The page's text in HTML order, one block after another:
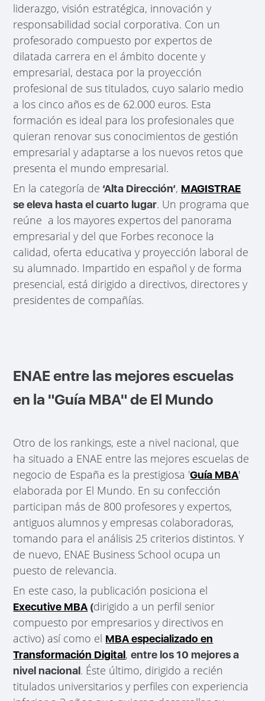
liderazgo, visión estratégica, innovación y
responsabilidad social corporativa. Con un
profesorado compuesto por expertos de
dilatada carrera en el ámbito docente y
empresarial, destaca por la proyección
profesional de sus titulados, cuyo salario medio
a los cinco años es de 62.000 euros. Esta
formación es ideal para los profesionales que
quieran renovar sus conocimientos de gestión
empresarial y adaptarse a los nuevos retos que
presenta el mundo empresarial.
En la categoría de ‘Alta Dirección’, MAGISTRAE
se eleva hasta el cuarto lugar. Un programa que
reúne a los mayores expertos del panorama
empresarial y del que Forbes reconoce la
calidad, oferta educativa y proyección laboral de
su alumnado. Impartido en español y de forma
presencial, está dirigido a directivos, directores y
presidentes de compañías.
ENAE entre las mejores escuelas
en la "Guía MBA" de El Mundo
Otro de los rankings, este a nivel nacional, que
ha situado a ENAE entre las mejores escuelas de
negocio de España es la prestigiosa 'Guía MBA'
elaborada por El Mundo. En su confección
participan más de 800 profesores y expertos,
antiguos alumnos y empresas colaboradoras,
tomando para el análisis 25 criterios distintos. Y
de nuevo, ENAE Business School ocupa un
puesto de relevancia.
En este caso, la publicación posiciona el
Executive MBA (dirigido a un perfil senior
compuesto por empresarios y directivos en
activo) así como el MBA especializado en
Transformación Digital,entre los 10 mejores a
nivel nacional. Éste último, dirigido a recién
titulados universitarios y perfiles con experiencia